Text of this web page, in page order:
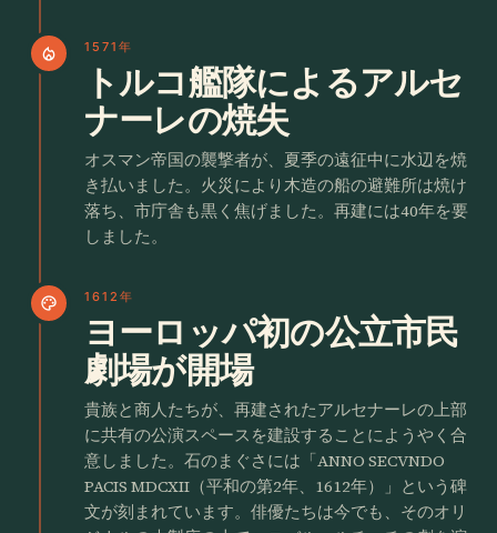
local_fire_department 1571年
トルコ艦隊によるアルセ
ナーレの焼失
オスマン帝国の襲撃者が、夏季の遠征中に水辺を焼
き払いました。火災により木造の船の避難所は焼け
落ち、市庁舎も黒く焦げました。再建には40年を要
しました。
palette 1612年
ヨーロッパ初の公立市民
劇場が開場
貴族と商人たちが、再建されたアルセナーレの上部
に共有の公演スペースを建設することにようやく合
意しました。石のまぐさには「ANNO SECVNDO
PACIS MDCXII（平和の第2年、1612年）」という碑
文が刻まれています。俳優たちは今でも、そのオリ